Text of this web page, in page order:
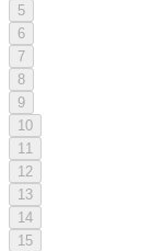
5
6
7
8
9
10
11
12
13
14
15